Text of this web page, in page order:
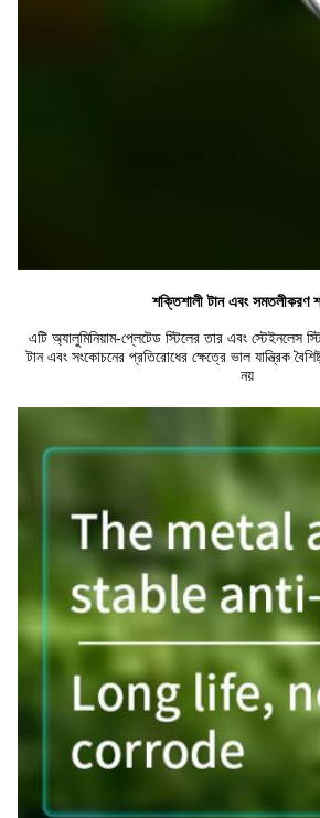
শক্তিশালী টান এবং সমতলীকরণ
এটি অ্যালুমিনিয়াম-প্লেটেড স্টিলের তার এবং স্টেইনলেস
টান এবং সংকোচনের প্রতিরোধের ক্ষেত্রে ভাল যান্ত্রিক
নয়